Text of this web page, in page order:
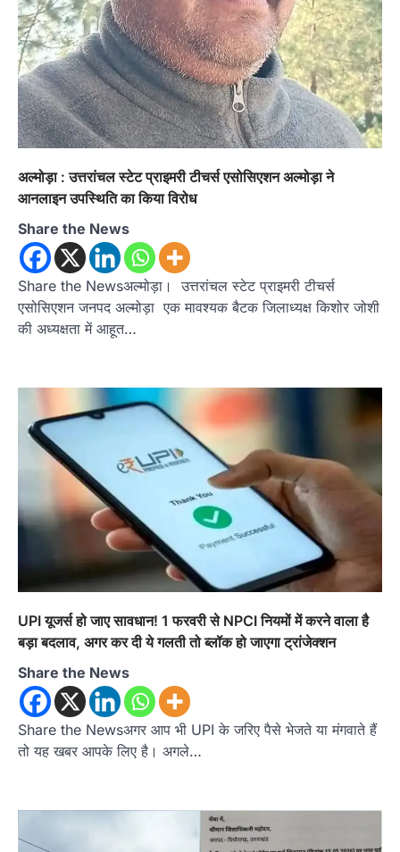
अल्मोड़ा : उत्तरांचल स्टेट प्राइमरी टीचर्स एसोसिएशन अल्मोड़ा ने
आन‌लाइन उपस्थिति का किया विरोध
Share the News
Share the Newsअल्मोड़ा। उत्तरांचल स्टेट प्राइमरी टीचर्स
एसोसिएशन जनपद अल्मोड़ा एक मावश्यक बैटक जिलाध्यक्ष किशोर जोशी
की अध्यक्षता में आहूत…
UPI यूजर्स हो जाए सावधान! 1 फरवरी से NPCI नियमों में करने वाला है
बड़ा बदलाव, अगर कर दी ये गलती तो ब्लॉक हो जाएगा ट्रांजेक्शन
Share the News
Share the Newsअगर आप भी UPI के जरिए पैसे भेजते या मंगवाते हैं
तो यह खबर आपके लिए है। अगले…
2
अल्मोड़ा उत्तराखण्ड कुमाऊं ख़बरें
खिलाड़ी प्रोत्साहन योजना की खेल
प्रतियोगिताएं, तैयारियां पूरी
ताड़ीखेत। मुख्यमंत्री खिलाड़ी प्रोत्साहन कार्यक्रम
योजना के अंतर्गत विकासखंड ताड़ीखेत एवं नगरपालिका
क्षेत्र की खेल…
सामुदायिक स्वास्थ्य केंद्र का किया औचक